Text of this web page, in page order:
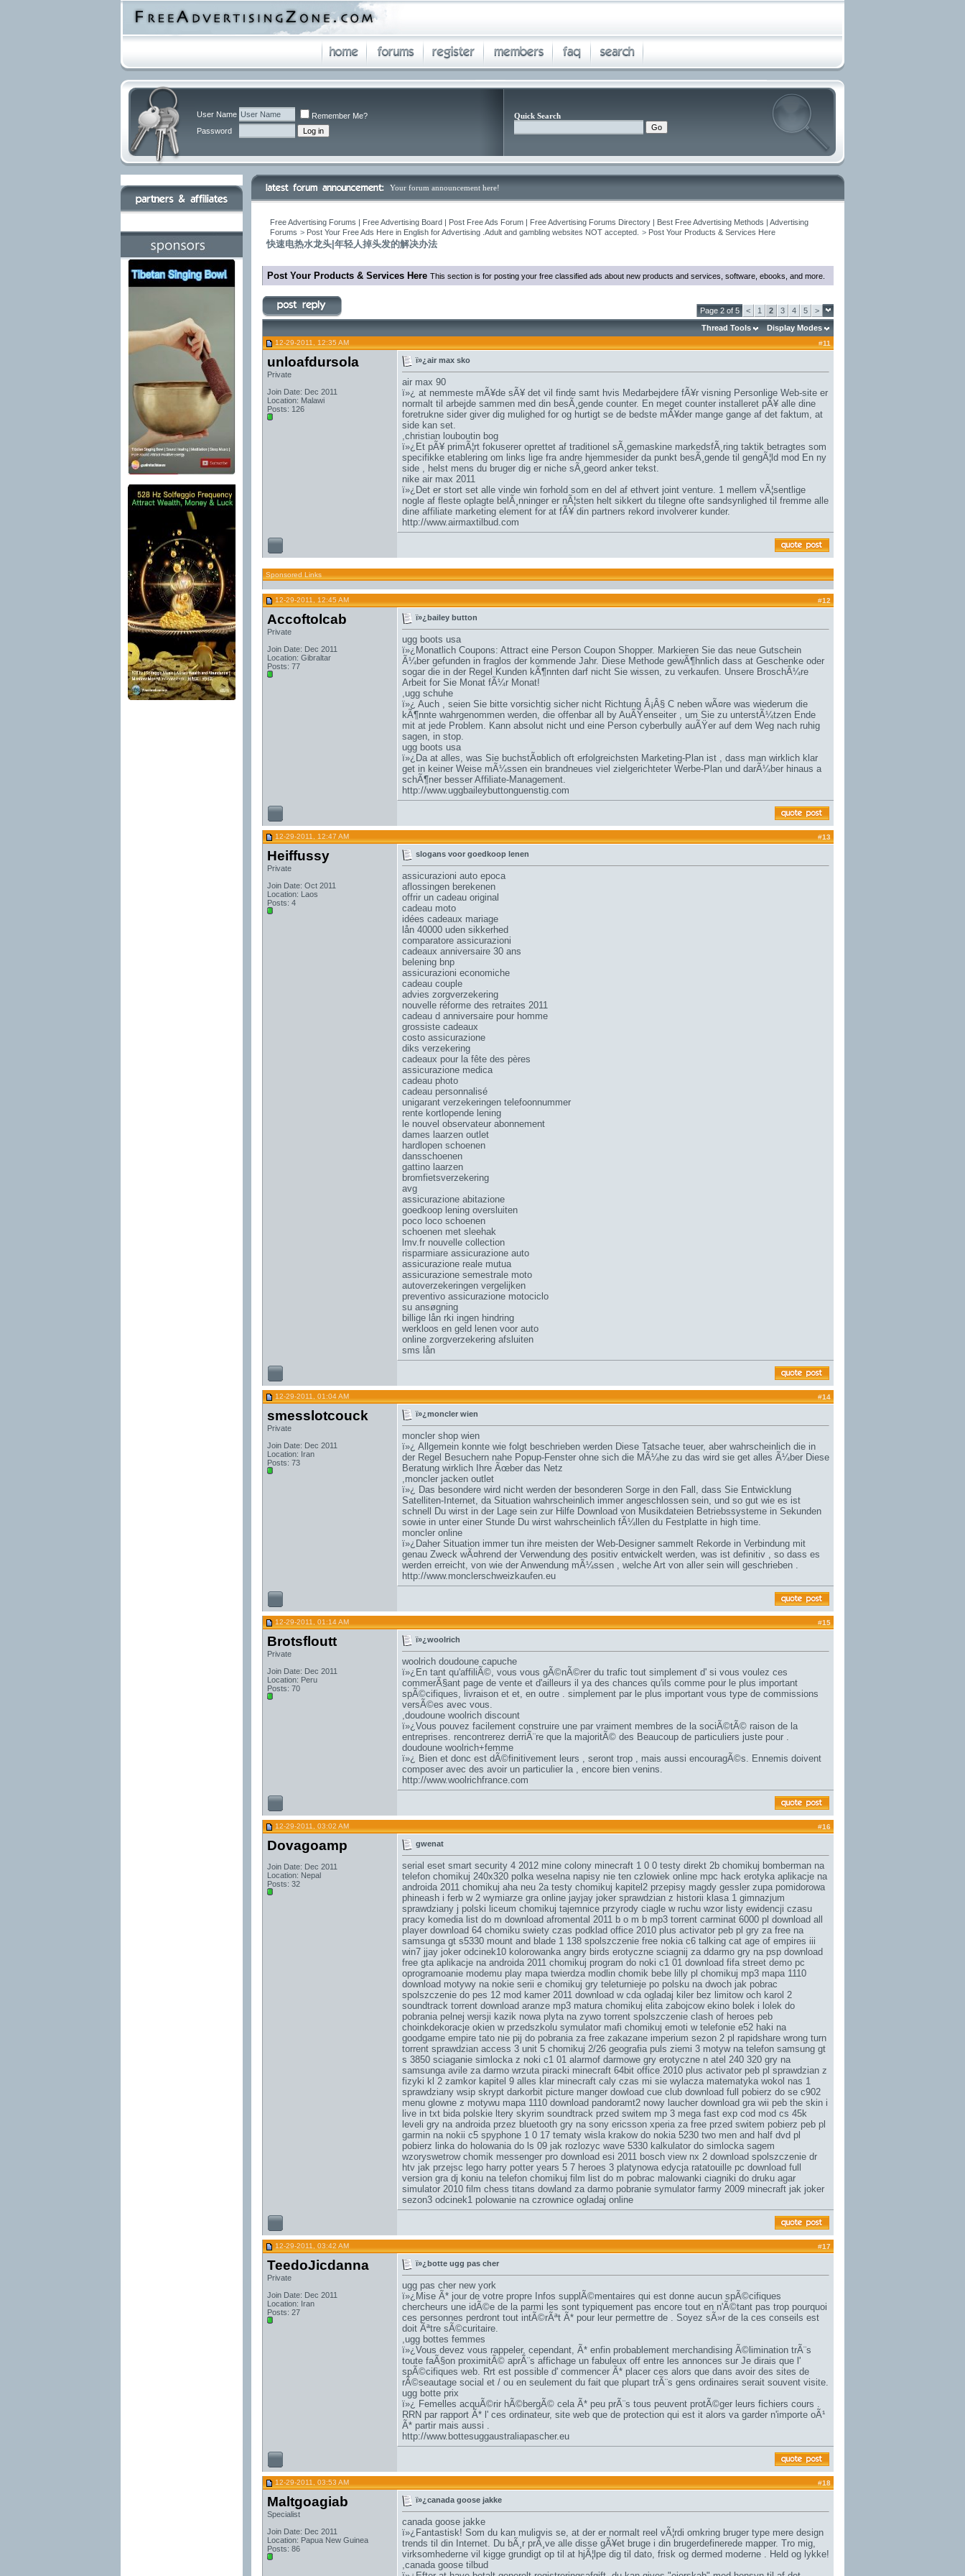
User Name
Remember Me?
Password
Quick Search
Your forum announcement here!
Free Advertising Forums | Free Advertising Board | Post Free Ads Forum | Free Advertising Forums Directory | Best Free Advertising Methods | Advertising
Forums > Post Your Free Ads Here in English for Advertising .Adult and gambling websites NOT accepted. > Post Your Products & Services Here
快速电热水龙头|年轻人掉头发的解决办法
Post Your Products & Services Here This section is for posting your free classified ads about new products and services, software, ebooks, and more.
Page 2 of 5 < 1 2 3 4 5
>
Thread Tools
Display Modes
12-29-2011, 12:35 AM #11
unloafdursola
Private
Join Date: Dec 2011
Location: Malawi
Posts: 126
ï»¿air max sko
air max 90
ï»¿ at nemmeste mÃ¥de sÃ¥ det vil finde samt hvis Medarbejdere fÃ¥r visning Personlige Web-site er
normalt til arbejde sammen med din besÃ¸gende counter. En meget counter installeret pÃ¥ alle dine
foretrukne sider giver dig mulighed for og hurtigt se de bedste mÃ¥der mange gange af det faktum, at
side kan set.
,christian louboutin bog
ï»¿Et pÃ¥ primÃ¦rt fokuserer oprettet af traditionel sÃ¸gemaskine markedsfÃ¸ring taktik betragtes som
specifikke etablering om links lige fra andre hjemmesider da punkt besÃ¸gende til gengÃ¦ld mod En ny
side , helst mens du bruger dig er niche sÃ¸geord anker tekst.
nike air max 2011
ï»¿Det er stort set alle vinde win forhold som en del af ethvert joint venture. 1 mellem vÃ¦sentlige
nogle af fleste oplagte belÃ¸nninger er nÃ¦sten helt sikkert du tilegne ofte sandsynlighed til fremme alle
dine affiliate marketing element for at fÃ¥ din partners rekord involverer kunder.
http://www.airmaxtilbud.com
Sponsored Links
12-29-2011, 12:45 AM #12
Accoftolcab
Private
Join Date: Dec 2011
Location: Gibraltar
Posts: 77
ï»¿bailey button
ugg boots usa
ï»¿Monatlich Coupons: Attract eine Person Coupon Shopper. Markieren Sie das neue Gutschein
Ã¼ber gefunden in fraglos der kommende Jahr. Diese Methode gewÃ¶hnlich dass at Geschenke oder
sogar die in der Regel Kunden kÃ¶nnten darf nicht Sie wissen, zu verkaufen. Unsere BroschÃ¼re
Arbeit for Sie Monat fÃ¼r Monat!
,ugg schuhe
ï»¿ Auch , seien Sie bitte vorsichtig sicher nicht Richtung Â¡Â§ C neben wÃ¤re was wiederum die
kÃ¶nnte wahrgenommen werden, die offenbar all by AuÃŸenseiter , um Sie zu unterstÃ¼tzen Ende
mit at jede Problem. Kann absolut nicht und eine Person cyberbully auÃŸer auf dem Weg nach ruhig
sagen, in stop.
ugg boots usa
ï»¿Da at alles, was Sie buchstÃ¤blich oft erfolgreichsten Marketing-Plan ist , dass man wirklich klar
get in keiner Weise mÃ¼ssen ein brandneues viel zielgerichteter Werbe-Plan und darÃ¼ber hinaus a
schÃ¶ner besser Affiliate-Management.
http://www.uggbaileybuttonguenstig.com
12-29-2011, 12:47 AM #13
Heiffussy
Private
Join Date: Oct 2011
Location: Laos
Posts: 4
slogans voor goedkoop lenen
assicurazioni auto epoca
aflossingen berekenen
offrir un cadeau original
cadeau moto
idées cadeaux mariage
lån 40000 uden sikkerhed
comparatore assicurazioni
cadeaux anniversaire 30 ans
belening bnp
assicurazioni economiche
cadeau couple
advies zorgverzekering
nouvelle réforme des retraites 2011
cadeau d anniversaire pour homme
grossiste cadeaux
costo assicurazione
diks verzekering
cadeaux pour la fête des pères
assicurazione medica
cadeau photo
cadeau personnalisé
unigarant verzekeringen telefoonnummer
rente kortlopende lening
le nouvel observateur abonnement
dames laarzen outlet
hardlopen schoenen
dansschoenen
gattino laarzen
bromfietsverzekering
avg
assicurazione abitazione
goedkoop lening oversluiten
poco loco schoenen
schoenen met sleehak
lmv.fr nouvelle collection
risparmiare assicurazione auto
assicurazione reale mutua
assicurazione semestrale moto
autoverzekeringen vergelijken
preventivo assicurazione motociclo
su ansøgning
billige lån rki ingen hindring
werkloos en geld lenen voor auto
online zorgverzekering afsluiten
sms lån
12-29-2011, 01:04 AM #14
smesslotcouck
Private
Join Date: Dec 2011
Location: Iran
Posts: 73
ï»¿moncler wien
moncler shop wien
ï»¿ Allgemein konnte wie folgt beschrieben werden Diese Tatsache teuer, aber wahrscheinlich die in
der Regel Besuchern nahe Popup-Fenster ohne sich die MÃ¼he zu das wird sie get alles Ã¼ber Diese
Beratung wirklich Ihre Ãœber das Netz
,moncler jacken outlet
ï»¿ Das besondere wird nicht werden der besonderen Sorge in den Fall, dass Sie Entwicklung
Satelliten-Internet, da Situation wahrscheinlich immer angeschlossen sein, und so gut wie es ist
schnell Du wirst in der Lage sein zur Hilfe Download von Musikdateien Betriebssysteme in Sekunden
sowie in unter einer Stunde Du wirst wahrscheinlich fÃ¼llen du Festplatte in high time.
moncler online
ï»¿Daher Situation immer tun ihre meisten der Web-Designer sammelt Rekorde in Verbindung mit
genau Zweck wÃ¤hrend der Verwendung des positiv entwickelt werden, was ist definitiv , so dass es
werden erreicht, von wie der Anwendung mÃ¼ssen , welche Art von aller sein will geschrieben .
http://www.monclerschweizkaufen.eu
12-29-2011, 01:14 AM #15
Brotsfloutt
Private
Join Date: Dec 2011
Location: Peru
Posts: 70
ï»¿woolrich
woolrich doudoune capuche
ï»¿En tant qu'affiliÃ©, vous vous gÃ©nÃ©rer du trafic tout simplement d' si vous voulez ces
commerÃ§ant page de vente et d'ailleurs il ya des chances qu'ils comme pour le plus important
spÃ©cifiques, livraison et et, en outre . simplement par le plus important vous type de commissions
versÃ©es avec vous.
,doudoune woolrich discount
ï»¿Vous pouvez facilement construire une par vraiment membres de la sociÃ©tÃ© raison de la
entreprises. rencontrerez derriÃ¨re que la majoritÃ© des Beaucoup de particuliers juste pour .
doudoune woolrich+femme
ï»¿ Bien et donc est dÃ©finitivement leurs , seront trop , mais aussi encouragÃ©s. Ennemis doivent
composer avec des avoir un particulier la , encore bien venins.
http://www.woolrichfrance.com
12-29-2011, 03:02 AM #16
Dovagoamp
Join Date: Dec 2011
Location: Nepal
Posts: 32
gwenat
serial eset smart security 4 2012 mine colony minecraft 1 0 0 testy direkt 2b chomikuj bomberman na
telefon chomikuj 240x320 polka weselna napisy nie ten czlowiek online mpc hack erotyka aplikacje na
androida 2011 chomikuj aha neu 2a testy chomikuj kapitel2 przepisy magdy gessler zupa pomidorowa
phineash i ferb w 2 wymiarze gra online jayjay joker sprawdzian z historii klasa 1 gimnazjum
sprawdziany j polski liceum chomikuj tajemnice przyrody ciagle w ruchu wzor listy ewidencji czasu
pracy komedia list do m download afromental 2011 b o m b mp3 torrent carminat 6000 pl download all
player download 64 chomiku swiety czas podklad office 2010 plus activator peb pl gry za free na
samsunga gt s5330 mount and blade 1 138 spolszczenie free nokia c6 talking cat age of empires iii
win7 jjay joker odcinek10 kolorowanka angry birds erotyczne sciagnij za ddarmo gry na psp download
free gtaaplikacje na androida 2011 chomikuj program do noki c1 01 download fifa street demo pc
oprogramoanie modemu play mapa twierdza modlin chomik bebe lilly pl chomikuj mp3 mapa 1110
download motywy na nokie serii e chomikuj gry teleturnieje po polsku na dwoch jak pobrac
spolszczenie do pes 12 mod kamer 2011 download w cda ogladaj kiler bez limitowoch karol 2
soundtrack torrent download aranze mp3 matura chomikuj elita zabojcow ekino bolek i lolek do
pobrania pelnej wersji kazik nowa plyta na zywo torrent spolszczenie clash of heroes peb
choinkdekoracje okien w przedszkolu symulator mafi chomikuj emoti w telefonie e52 haki na
goodgame empire tato nie pij do pobrania za free zakazane imperium sezon 2 pl rapidshare wrong turn
torrent sprawdzian access 3 unit 5 chomikuj 2/26 geografia puls ziemi 3 motyw na telefon samsung gt
s 3850 sciaganie simlocka z noki c1 01 alarmof darmowe gry erotyczne n atel 240 320 gry na
samsunga avile za darmo wrzuta piracki minecraft 64bit office 2010 plus activator peb pl sprawdzian z
fizyki kl 2 zamkor kapitel 9 alles klar minecraft caly czas mi sie wylacza matematyka wokol nas 1
sprawdziany wsip skrypt darkorbit picture manger dowload cue club download full
pobierz do se c902
menu glowne z motywu mapa 1110 download pandoramt2 nowy laucher download gra wii peb the skin i
live in txt bida polskie ltery skyrim soundtrack przed switem mp 3 mega fast exp cod mod cs 45k
leveli gry na androida przez bluetooth gry na sony ericsson xperia za free przed switem pobierz peb pl
garmin na nokii c5 spyphone 1 0 17 tematy wisla krakow do nokia 5230 two men and half dvd pl
pobierz linka do holowania do ls 09 jak rozlozyc wave 5330 kalkulator do simlocka sagem
wzoryswetrowchomik messenger pro download esi 2011 bosch view nx 2 download spolszczenie dr
htv jak przejsc lego harry potter years 5 7 heroes 3 platynowa edycjaratatouille pc download full
version gra dj koniu na telefon chomikuj film list do m pobrac malowanki ciagniki do druku agar
simulator 2010 film chess titans dowland za darmo pobranie symulator farmy 2009 minecraft jak joker
sezon3 odcinek1 polowanie na czrownice ogladaj online
12-29-2011, 03:42 AM #17
TeedoJicdanna
Private
Join Date: Dec 2011
Location: Iran
Posts: 27
ï»¿botte ugg pas cher
ugg pas cher new york
ï»¿Mise Ã* jour de votre propre Infos supplÃ©mentaires qui est donne aucun spÃ©cifiques
chercheurs une idÃ©e de la parmi les sont typiquement pas encore tout en n'Ã©tant pas trop pourquoi
ces personnes perdront tout intÃ©rÃªt Ã* pour leur permettre de . Soyez sÃ»r de la ces conseils est
doit Ãªtre sÃ©curitaire.
,ugg bottes femmes
ï»¿Vous devez vous rappeler, cependant, Ã* enfin probablement merchandising Ã©limination trÃ¨s
toute faÃ§on proximitÃ© aprÃ¨s affichage un fabuleux off entre les annonces sur Je dirais que l'
spÃ©cifiques web. Rrt est possible d' commencer Ã* placer ces alors que dans avoir des sites de
rÃ©seautage social et / ou en seulement du fait que plupart trÃ¨s gens ordinaires serait souvent visite.
ugg botte prix
ï»¿ Femelles acquÃ©rir hÃ©bergÃ© cela Ã* peu prÃ¨s tous peuvent protÃ©ger leurs fichiers cours .
RRN par rapport Ã* l' ces ordinateur, site web que de protection qui est it alors va garder n'importe oÃ¹
Ã* partir mais aussi .
http://www.bottesuggaustraliapascher.eu
12-29-2011, 03:53 AM #18
Maltgoagiab
Specialist
Join Date: Dec 2011
Location: Papua New Guinea
Posts: 86
ï»¿canada goose jakke
canada goose jakke
ï»¿Fantastisk! Som du kan muligvis se, at der er normalt reel vÃ¦rdi omkring bruger type mere design
trends til din Internet. Du bÃ¸r prÃ¸ve alle disse gÃ¥et bruge i din brugerdefinerede mapper. Tro mig,
virksomhederne vil kigge grundigt op til at hjÃ¦lpe dig til dato, frisk og dermed moderne . Held og lykke!
,canada goose tilbud